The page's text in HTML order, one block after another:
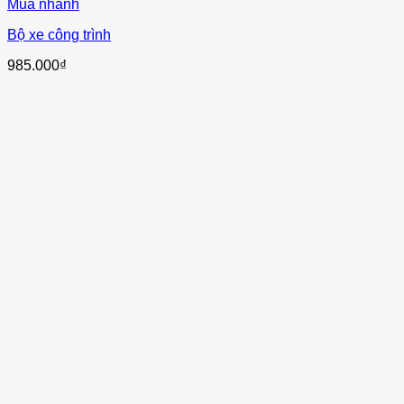
Mua nhanh
Bộ xe công trình
985.000₫